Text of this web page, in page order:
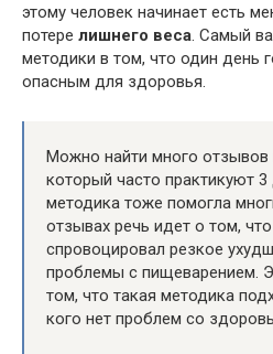
этому человек начинает есть
потере лишнего веса. Самый
методики в том, что один день
опасным для здоровья.
Можно найти много отзывов
который часто практикуют
методика тоже помогла
отзывах речь идет о том,
спровоцировал резкое
проблемы с пищеварением.
том, что такая методика
кого нет проблем со